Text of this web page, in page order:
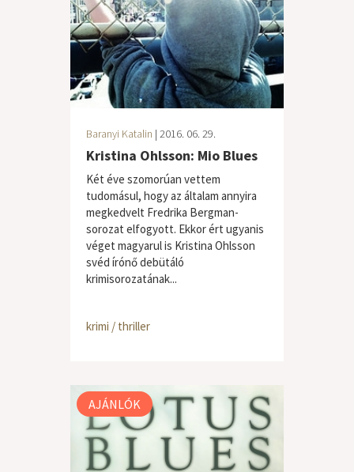
Baranyi Katalin | 2016. 06. 29.
Kristina Ohlsson: Mio Blues
Két éve szomorúan vettem
tudomásul, hogy az általam annyira
megkedvelt Fredrika Bergman-
sorozat elfogyott. Ekkor ért ugyanis
véget magyarul is Kristina Ohlsson
svéd írónő debütáló
krimisorozatának...
krimi / thriller
AJÁNLÓK